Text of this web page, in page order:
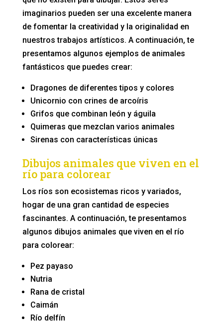
imaginarios pueden ser una excelente manera
de fomentar la creatividad y la originalidad en
nuestros trabajos artísticos. A continuación, te
presentamos algunos ejemplos de animales
fantásticos que puedes crear:
Dragones de diferentes tipos y colores
Unicornio con crines de arcoíris
Grifos que combinan león y águila
Quimeras que mezclan varios animales
Sirenas con características únicas
Dibujos animales que viven en el
río para colorear
Los ríos son ecosistemas ricos y variados,
hogar de una gran cantidad de especies
fascinantes. A continuación, te presentamos
algunos dibujos animales que viven en el río
para colorear:
Pez payaso
Nutria
Rana de cristal
Caimán
Río delfín